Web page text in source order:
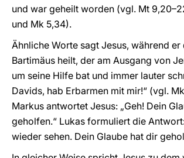
und war geheilt worden (vgl. Mt
und Mk 5,34).
Ähnliche Worte sagt Jesus, während er
Bartimäus heilt, der am Ausgang von
um seine Hilfe bat und immer lauter
Davids, hab Erbarmen mit mir!“ (vgl.
Markus antwortet Jesus: „Geh! Dein
geholfen.“ Lukas formuliert die
wieder sehen. Dein Glaube hat dir